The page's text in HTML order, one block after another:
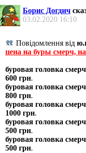
Борис Догдич
03.02.2020 16:10
Повідомлення від
цена на буры смерч,
буровая головка смерч
600 грн.
буровая головка смерч
800 грн.
буровая головка смерч
1000 грн.
буровая головка смерч
500 грн.
буровая головка смерч
500 грн.